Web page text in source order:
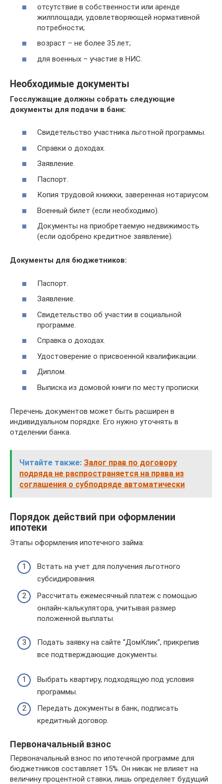
отсутствие в собственности или аренде
жилплощади, удовлетворяющей нормативной
потребности;
возраст – не более 35 лет;
для военных – участие в НИС.
Необходимые документы
Госслужащие должны собрать следующие
документы для подачи в банк:
Свидетельство участника льготной программы.
Справки о доходах.
Заявление.
Паспорт.
Копия трудовой книжки, заверенная нотариусом.
Военный билет (если необходимо).
Документы на приобретаемую недвижимость
(если одобрено кредитное заявление).
Документы для бюджетников:
Паспорт.
Заявление.
Свидетельство об участии в социальной
программе.
Справка о доходах.
Удостоверение о присвоенной квалификации.
Диплом.
Выписка из домовой книги по месту прописки.
Перечень документов может быть расширен в
индивидуальном порядке. Его нужно уточнять в
отделении банка.
Читайте также: Залог прав по договору
подряда не распространяется на права из
соглашения о субподряде автоматически
Порядок действий при оформлении
ипотеки
Этапы оформления ипотечного займа:
Встать на учет для получения льготного
субсидирования.
Рассчитать ежемесячный платеж с помощью
онлайн-калькулятора, учитывая размер
положенной выплаты.
Подать заявку на сайте “ДомКлик”, прикрепив
все подтверждающие документы.
Выбрать квартиру, подходящую под условия
программы.
Передать документы в банк, подписать
кредитный договор.
Первоначальный взнос
Первоначальный взнос по ипотечной программе для
бюджетников составляет 15%. Он никак не влияет на
величину процентной ставки, лишь определяет будущий